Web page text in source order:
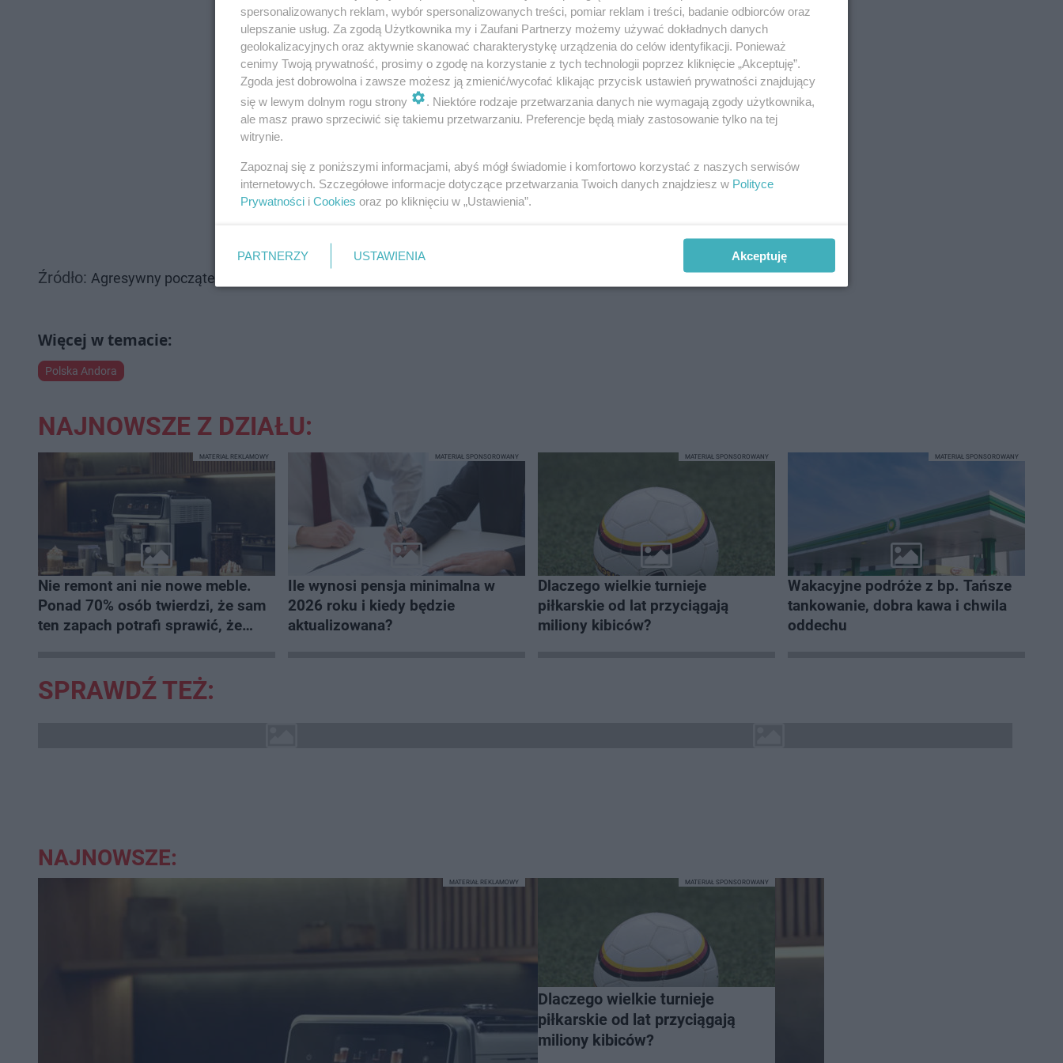
Źródło: Agresywny początek Andora - Polska! CZERWONA kartka w 15 sekundzie! [WIDEO]
Polska Andora
NAJNOWSZE Z DZIAŁU:
Nie remont ani nie nowe meble.
Ponad 70% osób twierdzi, że sam
ten zapach potrafi sprawić, że
MATERIAŁ REKLAMOWY
Ile wynosi pensja minimalna w
2026 roku i kiedy będzie
aktualizowana?
MATERIAŁ SPONSOROWANY
Dlaczego wielkie turnieje
piłkarskie od lat przyciągają
miliony kibiców?
MATERIAŁ SPONSOROWANY
Wakacyjne podróże z bp. Tańsze
tankowanie, dobra kawa i chwila
oddechu
MATERIAŁ SPONSOROWANY
SPRAWDŹ TEŻ:
NAJNOWSZE:
MATERIAŁ REKLAMOWY
Dlaczego wielkie turnieje
piłkarskie od lat przyciągają
miliony kibiców?
MATERIAŁ SPONSOROWANY
spersonalizowanych reklam, wybór spersonalizowanych treści, pomiar reklam i treści, badanie odbiorców oraz
ulepszanie usług. Za zgodą Użytkownika my i Zaufani Partnerzy możemy używać dokładnych danych
geolokalizacyjnych oraz aktywnie skanować charakterystykę urządzenia do celów identyfikacji. Ponieważ
cenimy Twoją prywatność, prosimy o zgodę na korzystanie z tych technologii poprzez kliknięcie „Akceptuję”.
Zgoda jest dobrowolna i zawsze możesz ją zmienić/wycofać klikając przycisk ustawień prywatności znajdujący
się w lewym dolnym rogu strony
. Niektóre rodzaje przetwarzania danych nie wymagają zgody użytkownika,
ale masz prawo sprzeciwić się takiemu przetwarzaniu. Preferencje będą miały zastosowanie tylko na tej
witrynie.
Zapoznaj się z poniższymi informacjami, abyś mógł świadomie i komfortowo korzystać z naszych serwisów
internetowych. Szczegółowe informacje dotyczące przetwarzania Twoich danych znajdziesz w Polityce
Prywatności i Cookies oraz po kliknięciu w „Ustawienia”.
PARTNERZY USTAWIENIA Akceptuję